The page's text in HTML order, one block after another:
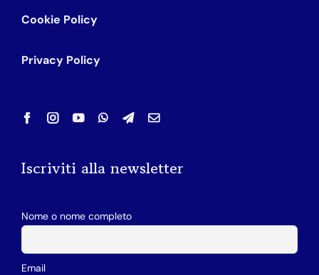
Cookie Policy
Privacy Policy
Iscriviti alla newsletter
Nome o nome completo
Email